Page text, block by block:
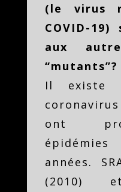
(le virus
COVID-
aux
“mutants”?
Il existe
ont
années.
(2010)